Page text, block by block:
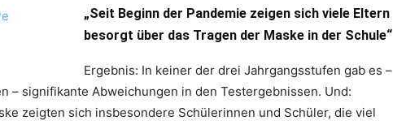
„Seit Beginn der Pandemie zeigen sich viele Eltern
besorgt über das Tragen der Maske in der Schule“
Ergebnis: In keiner der drei Jahrgangsstufen gab es –
– signifikante Abweichungen in den Testergebnissen. Und:
zeigten sich insbesondere Schülerinnen und Schüler, die viel